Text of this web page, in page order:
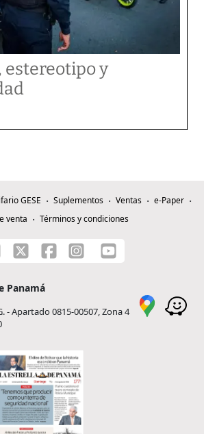
estereotipo y
GESE Suplementos Ventas
e-Paper
venta
Términos y condiciones
Panamá
- Apartado 0815-00507, Zona 4